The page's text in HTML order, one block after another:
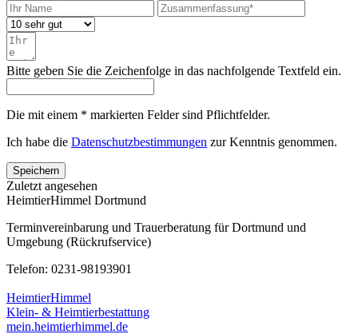
Bitte geben Sie die Zeichenfolge in das nachfolgende Textfeld ein.
Die mit einem * markierten Felder sind Pflichtfelder.
Ich habe die Datenschutzbestimmungen zur Kenntnis genommen.
Speichern
Zuletzt angesehen
HeimtierHimmel Dortmund
Terminvereinbarung und Trauerberatung für Dortmund und
Umgebung (Rückrufservice)
Telefon: 0231-98193901
HeimtierHimmel
Klein- & Heimtierbestattung
mein.heimtierhimmel.de